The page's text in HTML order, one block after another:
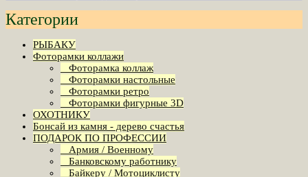
Категории
РЫБАКУ
Фоторамки коллажи
Фоторамка коллаж
Фоторамки настольные
Фоторамки ретро
Фоторамки фигурные 3D
ОХОТНИКУ
Бонсай из камня - дерево счастья
ПОДАРОК ПО ПРОФЕССИИ
Армия / Военному
Банковскому работнику
Байкеру / Мотоциклисту